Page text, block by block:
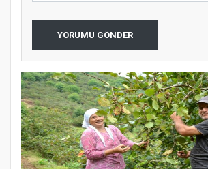
YORUMU GÖNDER